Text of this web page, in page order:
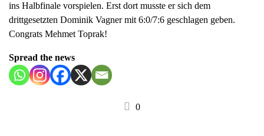
ins Halbfinale vorspielen. Erst dort musste er sich dem
drittgesetzten Dominik Vagner mit 6:0/7:6 geschlagen geben.
Congrats Mehmet Toprak!
Spread the news
0